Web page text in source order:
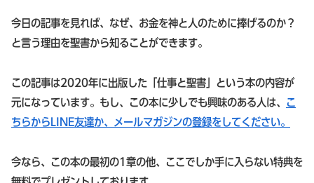
今日の記事を見れば、なぜ、お金を神と人のために捧げるのか？
と言う理由を聖書から知ることができます。
この記事は2020年に出版した「仕事と聖書」という本の内容が
元になっています。もし、この本に少しでも興味のある人は、 こ
ちらからLINE友達か、メールマガジンの登録をしてください。
今なら、この本の最初の1章の他、ここでしか手に入らない特典を